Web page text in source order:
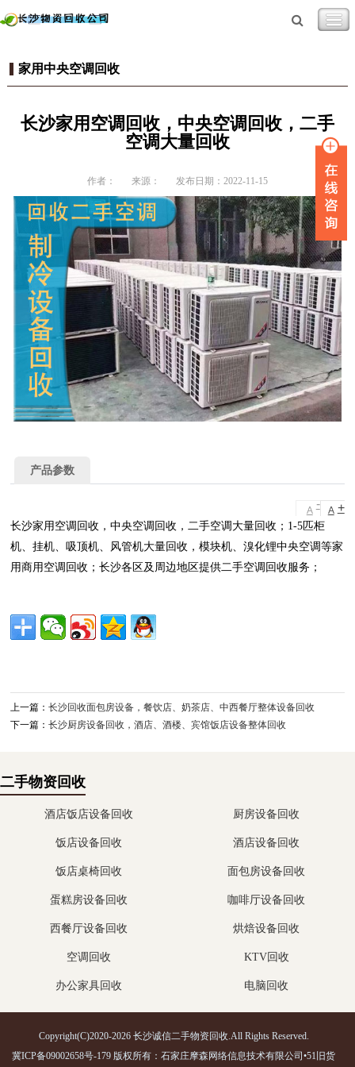
家用中央空调回收
长沙家用空调回收，中央空调回收，二手
空调大量回收
作者： 来源： 发布日期：2022-11-15
产品参数
A - A +
长沙家用空调回收，中央空调回收，二手空调大量回收；1-5匹柜
机、挂机、吸顶机、风管机大量回收，模块机、溴化锂中央空调等家
用商用空调回收；长沙各区及周边地区提供二手空调回收服务；
上一篇：长沙回收面包房设备，餐饮店、奶茶店、中西餐厅整体设备回收
下一篇：长沙厨房设备回收，酒店、酒楼、宾馆饭店设备整体回收
二手物资回收
酒店饭店设备回收 厨房设备回收
饭店设备回收 酒店设备回收
饭店桌椅回收 面包房设备回收
蛋糕房设备回收 咖啡厅设备回收
西餐厅设备回收 烘焙设备回收
空调回收 KTV回收
办公家具回收 电脑回收
Copyright(C)2020-2026 长沙诚信二手物资回收.All Rights Reserved.
冀ICP备09002658号-179 版权所有：石家庄摩森网络信息技术有限公司•51旧货